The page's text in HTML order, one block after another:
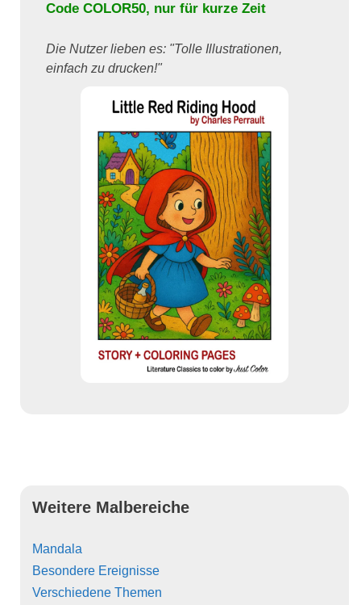
Code COLOR50, nur für kurze Zeit
Die Nutzer lieben es: "Tolle Illustrationen,
einfach zu drucken!"
Weitere Malbereiche
Mandala
Besondere Ereignisse
Verschiedene Themen